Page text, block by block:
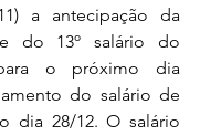
a antecipação da
do 13º salário do
o próximo dia
do salário de
dia 28/12. O salário